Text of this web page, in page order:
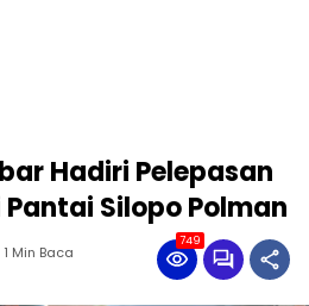
Hadiri Pelepasan
Silopo Polman
1 Min Baca
749